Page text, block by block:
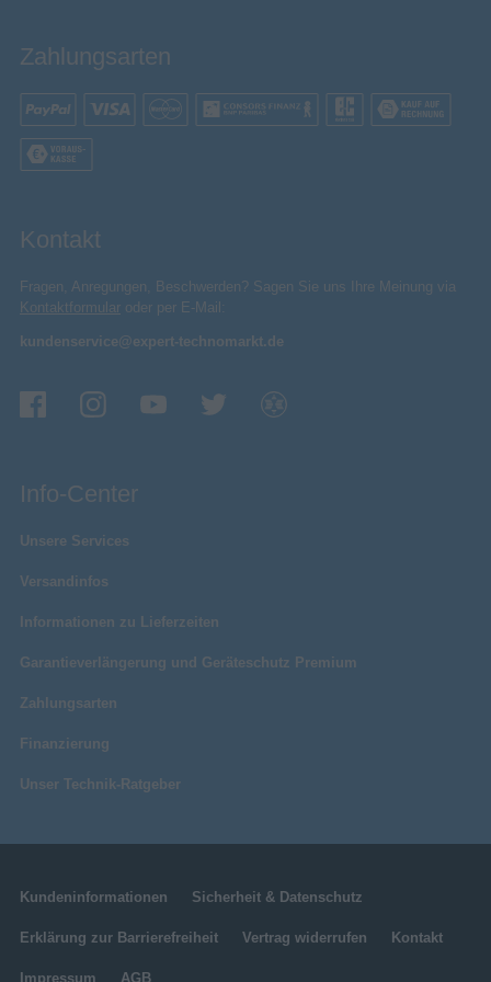
Zahlungsarten
Kontakt
Fragen, Anregungen, Beschwerden? Sagen Sie uns Ihre Meinung via
Kontaktformular oder per E-Mail:
kundenservice@expert-technomarkt.de
Info-Center
Unsere Services
Versandinfos
Informationen zu Lieferzeiten
Garantieverlängerung und Geräteschutz Premium
Zahlungsarten
Finanzierung
Unser Technik-Ratgeber
Kundeninformationen Sicherheit & Datenschutz
Erklärung zur Barrierefreiheit Vertrag widerrufen Kontakt
Impressum AGB